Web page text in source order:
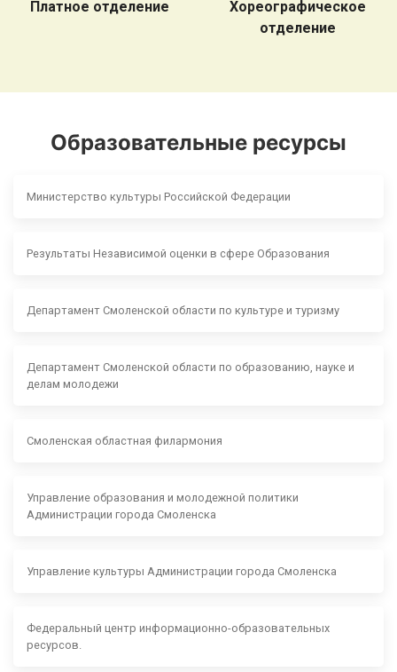
Платное отделение
Хореографическое
отделение
Образовательные ресурсы
Министерство культуры Российской Федерации
Результаты Независимой оценки в сфере Образования
Департамент Смоленской области по культуре и туризму
Департамент Смоленской области по образованию, науке и
делам молодежи
Смоленская областная филармония
Управление образования и молодежной политики
Администрации города Смоленска
Управление культуры Администрации города Смоленска
Федеральный центр информационно-образовательных
ресурсов.